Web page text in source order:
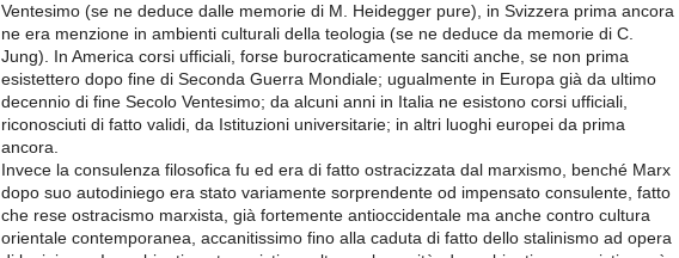
Ventesimo (se ne deduce dalle memorie di M. Heidegger pure), in Svizzera prima ancora
ne era menzione in ambienti culturali della teologia (se ne deduce da memorie di C.
Jung). In America corsi ufficiali, forse burocraticamente sanciti anche, se non prima
esistettero dopo fine di Seconda Guerra Mondiale; ugualmente in Europa già da ultimo
decennio di fine Secolo Ventesimo; da alcuni anni in Italia ne esistono corsi ufficiali,
riconosciuti di fatto validi, da Istituzioni universitarie; in altri luoghi europei da prima
ancora.
Invece la consulenza filosofica fu ed era di fatto ostracizzata dal marxismo, benché Marx
dopo suo autodiniego era stato variamente sorprendente od impensato consulente, fatto
che rese ostracismo marxista, già fortemente antioccidentale ma anche contro cultura
orientale contemporanea, accanitissimo fino alla caduta di fatto dello stalinismo ad opera